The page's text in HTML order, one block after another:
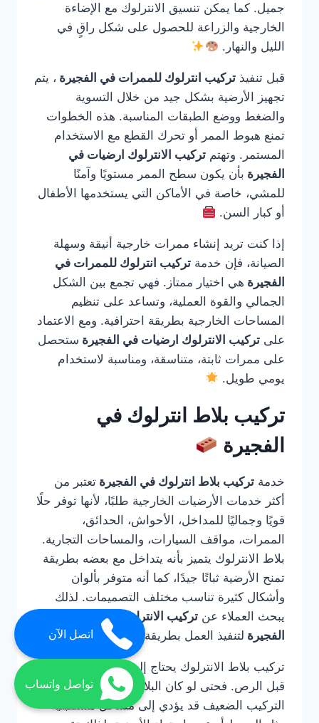
جميل. كما يمكن تنسيق الانترلوك مع الإضاءة
الخارجية والزراعة للحصول على شكل راقٍ في
الليل والنهار.
قبل تنفيذ تركيب انترلوك للممرات في الفجيرة ، يتم
تجهيز الأرضية بشكل جيد من خلال التسوية
والضغط ووضع الطبقات المناسبة. هذه الخطوات
تمنع هبوط الممر أو تحرك القطع مع الاستخدام
المستمر. وتهتم تركيب الانترلوك ارضيات في
الفجيرة بأن يكون سطح الممر مستويًا وآمنًا
للمشي، خاصة في الأماكن التي يستخدمها الأطفال
أو كبار السن.
إذا كنت تريد إنشاء ممرات خارجية أنيقة وسهلة
الصيانة، فإن خدمة تركيب انترلوك للممرات في
الفجيرة هي اختيار ممتاز. فهي تجمع بين الشكل
الجمالي والقوة العملية، وتساعد على تنظيم
المساحات الخارجية بطريقة احترافية. ومع الاعتماد
على تركيب الانترلوك ارضيات في الفجيرة ستحصل
على ممرات ثابتة، متناسقة، ومناسبة لاستخدام
يومي طويل.
تركيب بلاط انترلوك في
الفجيرة
خدمة تركيب بلاط انترلوك في الفجيرة تعتبر من
أكثر خدمات الأرضيات الخارجية طلبًا، لأنها توفر حلًا
قويًا وجماليًا للمداخل، الأحواش، الحدائق،
الممرات، مواقف السيارات، والمساحات التجارية.
بلاط الانترلوك يتميز بأنه يتداخل مع بعضه بطريقة
تمنح الأرضية ثباتًا جيدًا، كما أنه متوفر بألوان
وأشكال كثيرة تناسب مختلف التصميمات. لذلك
يبحث العملاء عن تركيب الانترلوك ارضيات في
الفجيرة لتنفيذ العمل بطريقة صحيحة واحترافية.
تركيب بلاط الانترلوك يحتاج إلى خبرة في التأسيس
قبل الرص. فحتى لو كان البلاط عالي الجودة، فإن
التركيب الضعيف قد يؤدي إلى مشاكل مستقبلية
اتصل الآن
تواصل واتساب